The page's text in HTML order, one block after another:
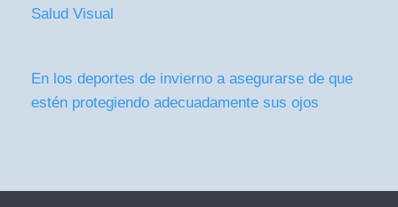
Salud Visual
En los deportes de invierno a asegurarse de que
estén protegiendo adecuadamente sus ojos